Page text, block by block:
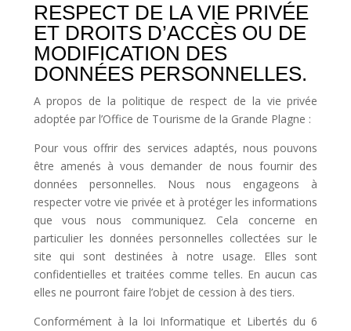
RESPECT DE LA VIE PRIVÉE
ET DROITS D’ACCÈS OU DE
MODIFICATION DES
DONNÉES PERSONNELLES.
A propos de la politique de respect de la vie privée
adoptée par l’Office de Tourisme de la Grande Plagne :
Pour vous offrir des services adaptés, nous pouvons
être amenés à vous demander de nous fournir des
données personnelles. Nous nous engageons à
respecter votre vie privée et à protéger les informations
que vous nous communiquez. Cela concerne en
particulier les données personnelles collectées sur le
site qui sont destinées à notre usage. Elles sont
confidentielles et traitées comme telles. En aucun cas
elles ne pourront faire l’objet de cession à des tiers.
Conformément à la loi Informatique et Libertés du 6